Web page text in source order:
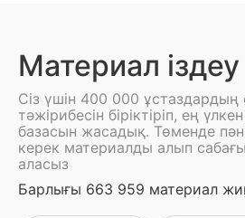
Материал іздеу
Сіз үшін 400 000 ұстаздардың
тәжірибесін біріктіріп, ең
базасын жасадық. Төменде
керек материалды алып
аласыз
Барлығы 663 959 материал